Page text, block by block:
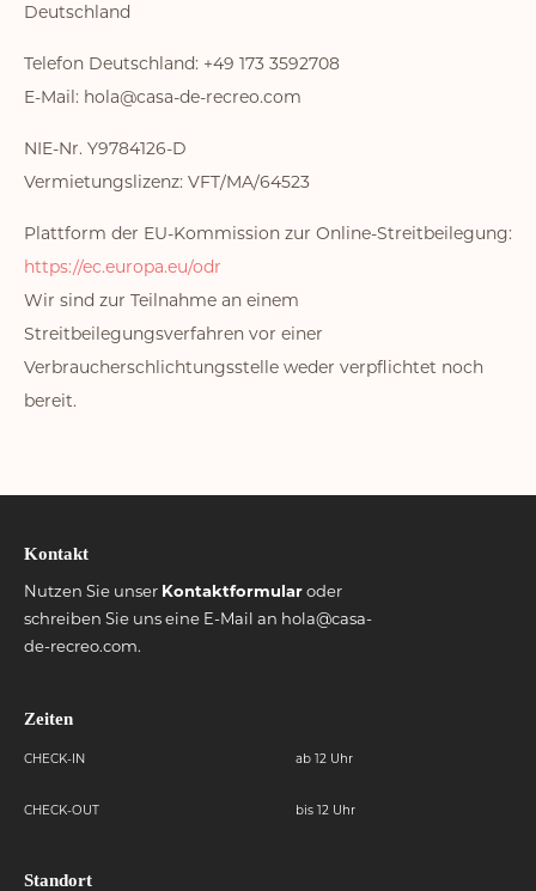
Deutschland
Telefon Deutschland: +49 173 3592708
E-Mail: hola@casa-de-recreo.com
NIE-Nr. Y9784126-D
Vermietungslizenz: VFT/MA/64523
Plattform der EU-Kommission zur Online-Streitbeilegung:
https://ec.europa.eu/odr
Wir sind zur Teilnahme an einem
Streitbeilegungsverfahren vor einer
Verbraucherschlichtungsstelle weder verpflichtet noch
bereit.
Kontakt
Nutzen Sie unser Kontaktformularoder
schreiben Sie uns eine E-Mail an hola@casa-
de-recreo.com.
Zeiten
CHECK-IN ab 12 Uhr
CHECK-OUT bis 12 Uhr
Standort